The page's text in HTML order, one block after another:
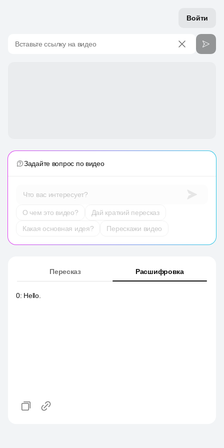
Войти
Вставьте ссылку на видео
Задайте вопрос по видео
Что вас интересует?
О чем это видео?
Дай краткий пересказ
Какая основная идея?
Перескажи видео
Пересказ Расшифровка
0: Hello.